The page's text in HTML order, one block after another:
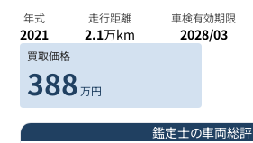
年式
2021
走行距離
2.1万km
車検有効期限
2028/03
買取価格
388 万円
鑑定士の車両総評